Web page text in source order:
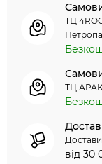
ТЦ
ТЦ
від 30